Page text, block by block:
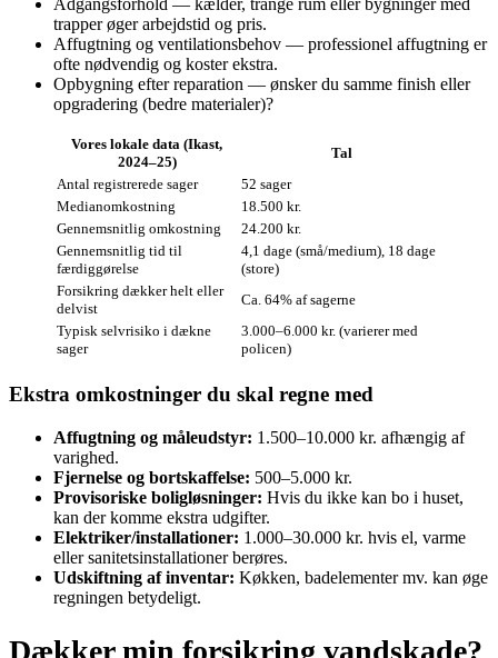
Adgangsforhold — kælder, trange rum eller bygninger med
trapper øger arbejdstid og pris.
Affugtning og ventilationsbehov — professionel affugtning er
ofte nødvendig og koster ekstra.
Opbygning efter reparation — ønsker du samme finish eller
opgradering (bedre materialer)?
Vores lokale data (Ikast,
2024–25)
Tal
Antal registrerede sager
52 sager
Medianomkostning
18.500 kr.
Gennemsnitlig omkostning
24.200 kr.
Gennemsnitlig tid til
færdiggørelse
4,1 dage (små/medium), 18 dage
(store)
Forsikring dækker helt eller
delvist
Ca. 64% af sagerne
Typisk selvrisiko i dækne
sager
3.000–6.000 kr. (varierer med
policen)
Ekstra omkostninger du skal regne med
Affugtning og måleudstyr: 1.500–10.000 kr. afhængig af
varighed.
Fjernelse og bortskaffelse: 500–5.000 kr.
Provisoriske boligløsninger: Hvis du ikke kan bo i huset,
kan der komme ekstra udgifter.
Elektriker/installationer: 1.000–30.000 kr. hvis el, varme
eller sanitetsinstallationer berøres.
Udskiftning af inventar: Køkken, badelementer mv. kan øge
regningen betydeligt.
Dækker min forsikring vandskade?